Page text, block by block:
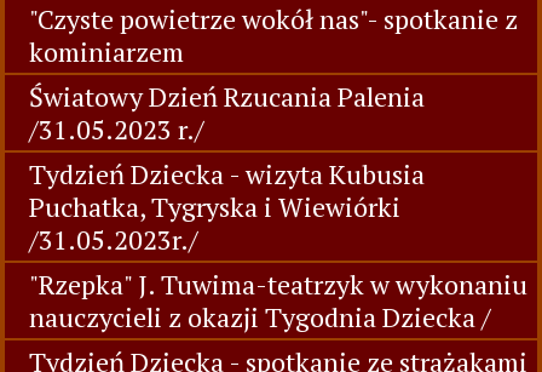
"Czyste powietrze wokół nas"- spotkanie z
kominiarzem
Światowy Dzień Rzucania Palenia
/31.05.2023 r./
Tydzień Dziecka - wizyta Kubusia
Puchatka, Tygryska i Wiewiórki
/31.05.2023r./
"Rzepka" J. Tuwima-teatrzyk w wykonaniu
nauczycieli z okazji Tygodnia Dziecka /
Tydzień Dziecka - spotkanie ze strażakami